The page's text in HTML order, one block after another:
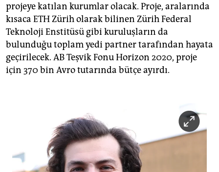
projeye katılan kurumlar olacak. Proje, aralarında
kısaca ETH Zürih olarak bilinen Zürih Federal
Teknoloji Enstitüsü gibi kuruluşların da
bulunduğu toplam yedi partner tarafından hayata
geçirilecek. AB Teşvik Fonu Horizon 2020, proje
için 370 bin Avro tutarında bütçe ayırdı.